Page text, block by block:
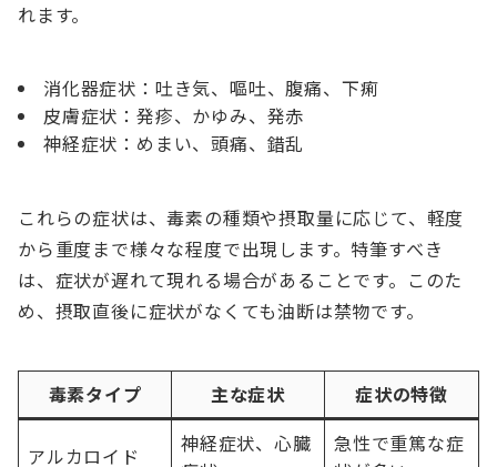
れます。
消化器症状：吐き気、嘔吐、腹痛、下痢
皮膚症状：発疹、かゆみ、発赤
神経症状：めまい、頭痛、錯乱
これらの症状は、毒素の種類や摂取量に応じて、軽度
から重度まで様々な程度で出現します。特筆すべき
は、症状が遅れて現れる場合があることです。このた
め、摂取直後に症状がなくても油断は禁物です。
毒素タイプ 主な症状 症状の特徴
アルカロイド
神経症状、心臓
急性で重篤な症